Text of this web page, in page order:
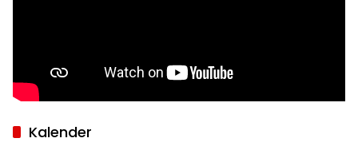
Kalender